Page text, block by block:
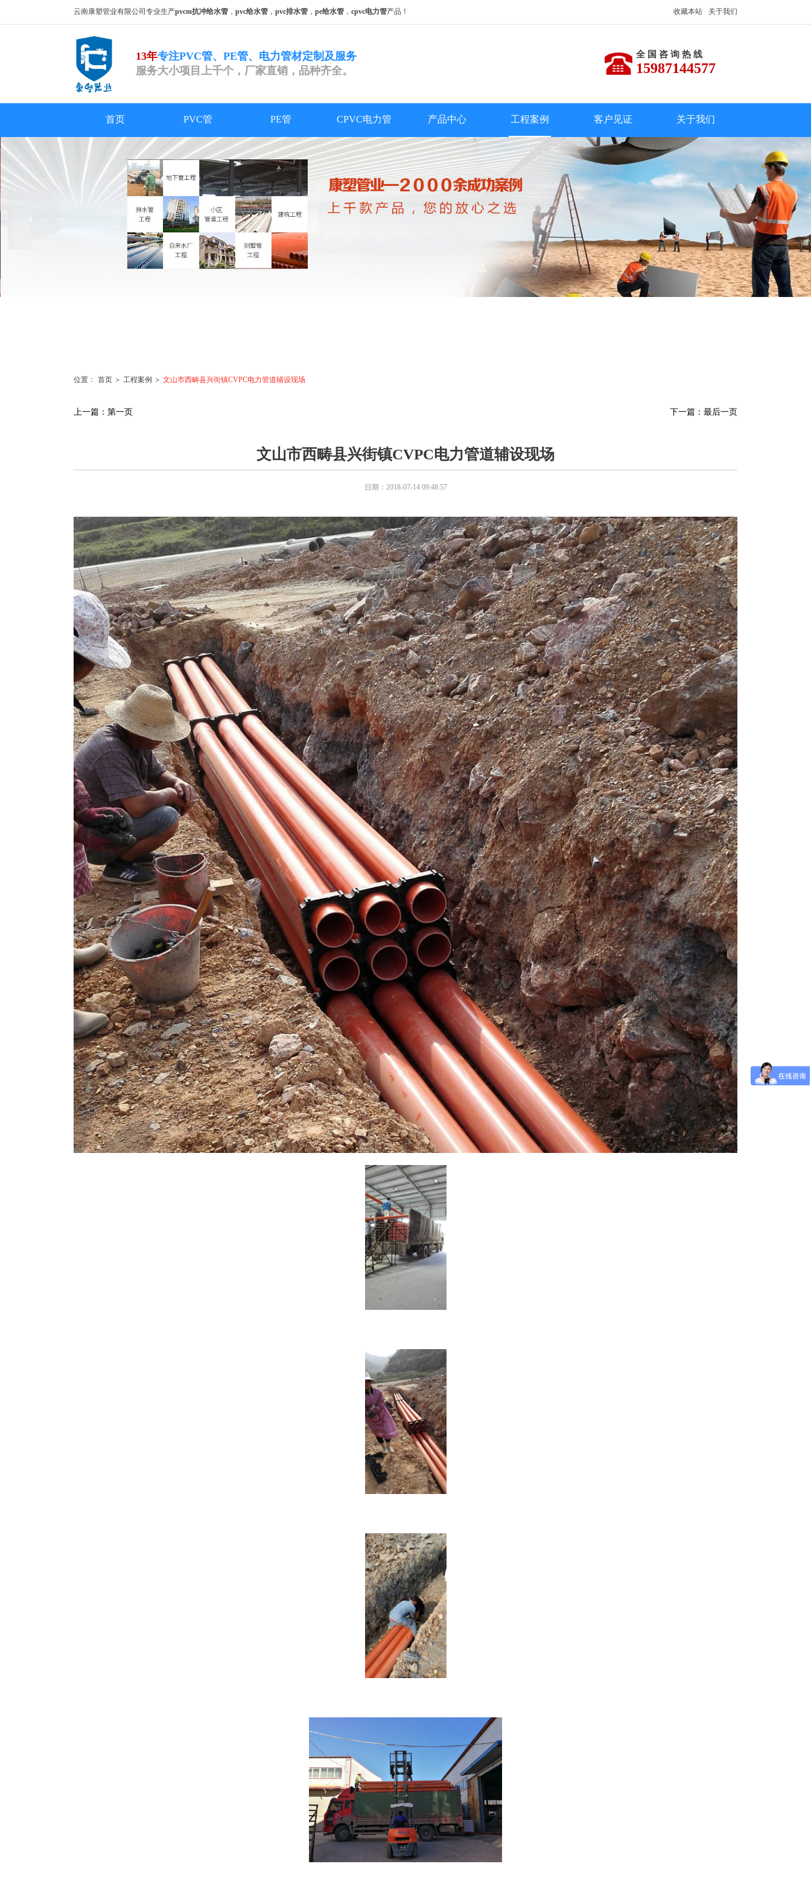
云南康塑管业有限公司专业生产pvcm抗冲给水管 ， pvc给水管 ， pvc排水管 ， pe给水管 ， cpvc电力管产品！ 收藏本站 关于我们
13年专注PVC管、PE管、电力管材定制及服务
服务大小项目上千个，厂家直销，品种齐全。
全 国 咨 询 热 线
15987144577
首页 PVC管 PE管 CPVC电力管 产品中心 工程案例 客户见证 关于我们
位置： 首页 ＞ 工程案例 ＞ 文山市西畴县兴街镇CVPC电力管道辅设现场
上一篇： 第一页 下一篇： 最后一页
文山市西畴县兴街镇CVPC电力管道辅设现场
日期：2018-07-14 09:48:57